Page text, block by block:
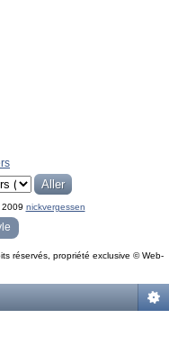
nickvergessen
darky
réservés, propriété exclusive © Web-